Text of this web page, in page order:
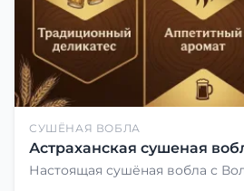
СУШЁНАЯ ВОБЛА
Астраханская сушеная
Настоящая сушёная вобла с